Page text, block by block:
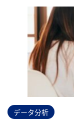
データ分析